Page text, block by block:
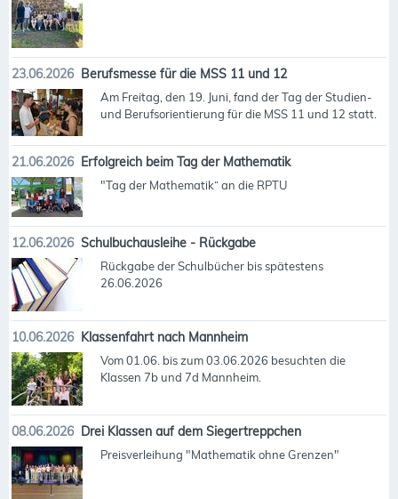
23.06.2026 Berufsmesse für die MSS 11 und 12
Am Freitag, den 19. Juni, fand der Tag der Studien-
und Berufsorientierung für die MSS 11 und 12 statt.
21.06.2026 Erfolgreich beim Tag der Mathematik
"Tag der Mathematik“ an die RPTU
12.06.2026 Schulbuchausleihe - Rückgabe
Rückgabe der Schulbücher bis spätestens
26.06.2026
10.06.2026 Klassenfahrt nach Mannheim
Vom 01.06. bis zum 03.06.2026 besuchten die
Klassen 7b und 7d Mannheim.
08.06.2026 Drei Klassen auf dem Siegertreppchen
Preisverleihung "Mathematik ohne Grenzen"